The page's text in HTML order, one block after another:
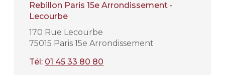
Rebillon Paris 15e Arrondissement -
Lecourbe
170 Rue Lecourbe
75015 Paris 15e Arrondissement
Tél: 01 45 33 80 80